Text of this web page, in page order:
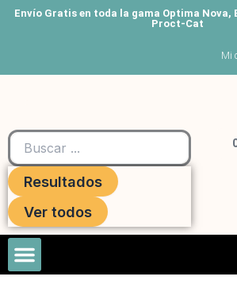
Envío Gratis en toda la gama Optima
Proct-Cat
Mi
Search
Resultados
Ver todos